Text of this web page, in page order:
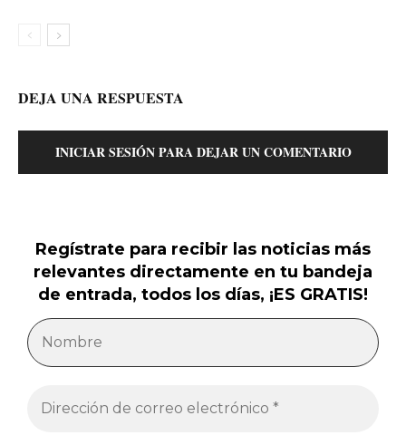
DEJA UNA RESPUESTA
INICIAR SESIÓN PARA DEJAR UN COMENTARIO
Regístrate para recibir las noticias más
relevantes directamente en tu bandeja
de entrada, todos los días, ¡ES GRATIS!